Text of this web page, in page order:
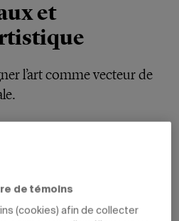
et
l’art comme vecteur de
de témoins
(cookies) afin de collecter